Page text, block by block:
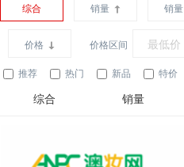
综合 销量 销量
价格 价格区间
推荐 热门 新品 特价
综合 销量